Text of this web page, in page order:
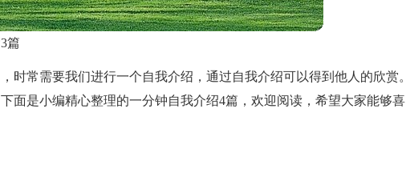
篇
时常需要我们进行一个自我介绍，通过自我介绍可以得到他人的欣赏。
面是小编精心整理的一分钟自我介绍4篇，欢迎阅读，希望大家能够喜